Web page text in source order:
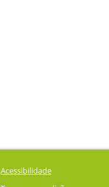
Acessibilidade